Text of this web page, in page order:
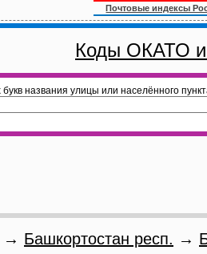
Почтовые индексы
Коды ОКАТО
названия улицы или населённого
→ Башкортостан респ. →